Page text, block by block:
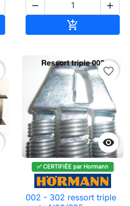
 


favorite_border
✅ CERTIFIÉE par Hormann
002 - 302 ressort triple